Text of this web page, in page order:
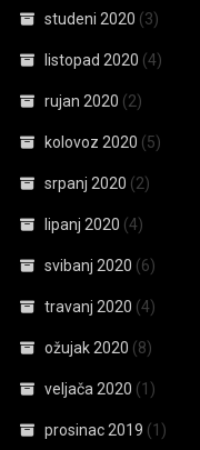
studeni 2020 (3)
listopad 2020 (4)
rujan 2020 (2)
kolovoz 2020 (5)
srpanj 2020 (2)
lipanj 2020 (4)
svibanj 2020 (6)
travanj 2020 (4)
ožujak 2020 (8)
veljača 2020 (1)
prosinac 2019 (1)